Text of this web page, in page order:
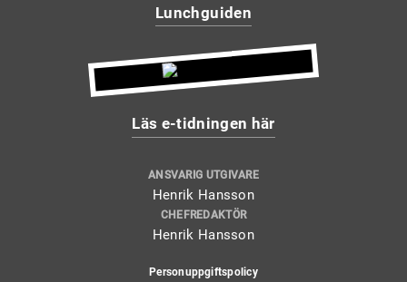
Lunchguiden
Läs e-tidningen här
ANSVARIG UTGIVARE
Henrik Hansson
CHEFREDAKTÖR
Henrik Hansson
Personuppgiftspolicy